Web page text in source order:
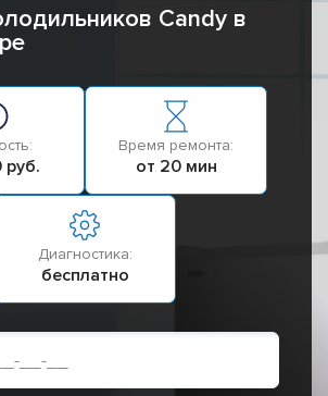
Candy в
руб.
Время ремонта:
от 20 мин
Диагностика:
бесплатно